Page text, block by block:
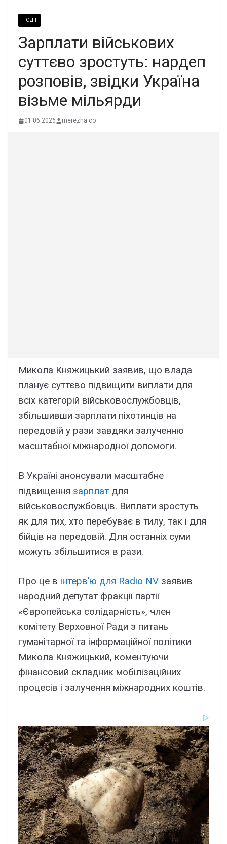
ПОДІЇ
Зарплати військових
суттєво зростуть: нардеп
розповів, звідки Україна
візьме мільярди
01.06.2026 merezha.co
Микола Княжицький заявив, що влада
планує суттєво підвищити виплати для
всіх категорій військовослужбовців,
збільшивши зарплати піхотинців на
передовій у рази завдяки залученню
масштабної міжнародної допомоги.
В Україні анонсували масштабне
підвищення зарплат для
військовослужбовців. Виплати зростуть
як для тих, хто перебуває в тилу, так і для
бійців на передовій. Для останніх суми
можуть збільшитися в рази.
Про це в інтерв’ю для Radio NV заявив
народний депутат фракції партії
«Європейська солідарність», член
комітету Верховної Ради з питань
гуманітарної та інформаційної політики
Микола Княжицький, коментуючи
фінансовий складник мобілізаційних
процесів і залучення міжнародних коштів.